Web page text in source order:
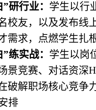
”研行业： 学生以行
校友，以及发布线
需求，点燃学生扎
”练实战： 学生以岗
景竞赛、对话资深
破解职场核心竞争
排